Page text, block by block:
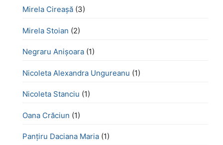
Mirela Cireașă (3)
Mirela Stoian (2)
Negraru Anișoara (1)
Nicoleta Alexandra Ungureanu (1)
Nicoleta Stanciu (1)
Oana Crăciun (1)
Panțiru Daciana Maria (1)